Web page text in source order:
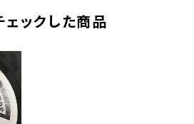
ェックした商品